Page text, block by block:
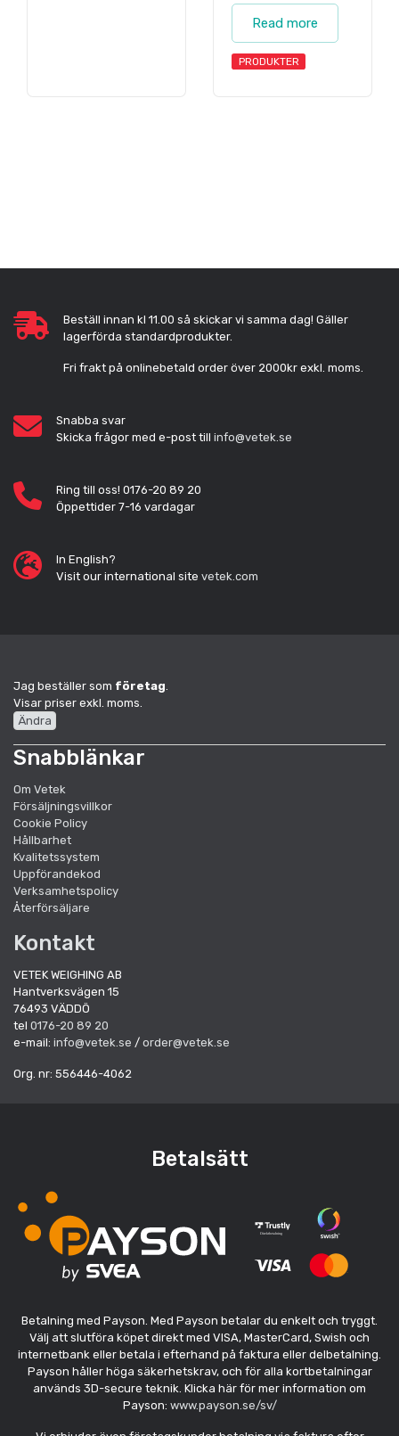
Read more
PRODUKTER
Beställ innan kl 11.00 så skickar vi samma dag! Gäller
lagerförda standardprodukter.
Fri frakt på onlinebetald order över 2000kr exkl. moms.
Snabba svar
Skicka frågor med e-post till info@vetek.se
Ring till oss! 0176-20 89 20
Öppettider 7-16 vardagar
In English?
Visit our international site vetek.com
Jag beställer som företag
Visar priser exkl. moms.
Ändra
Snabblänkar
Om Vetek
Försäljningsvillkor
Cookie Policy
Hållbarhet
Kvalitetssystem
Uppförandekod
Verksamhetspolicy
Återförsäljare
Kontakt
VETEK WEIGHING AB
Hantverksvägen 15
76493 VÄDDÖ
tel 0176-20 89 20
e-mail: info@vetek.se / order@vetek.se
Org. nr: 556446-4062
Betalsätt
Betalning med Payson. Med Payson betalar du enkelt och tryggt.
Välj att slutföra köpet direkt med VISA, MasterCard, Swish och
internetbank eller betala i efterhand på faktura eller delbetalning.
Payson håller höga säkerhetskrav, och för alla kortbetalningar
används 3D-secure teknik. Klicka här för mer information om
Payson: www.payson.se/sv/